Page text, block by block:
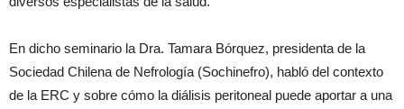
En dicho seminario la Dra. Tamara Bórquez, presidenta de la
Sociedad Chilena de Nefrología (Sochinefro), habló del contexto
de la ERC y sobre cómo la diálisis peritoneal puede aportar a una